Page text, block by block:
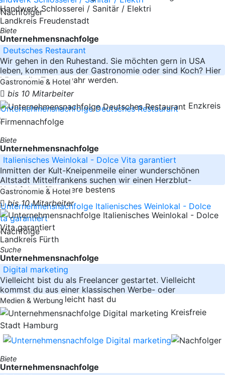
Landkreis Freudenstadt
Biete
Unternehmensnachfolge
Deutsches Restaurant
Wir gehen in den Ruhestand. Sie möchten gern in USA
leben, kommen aus der Gastronomie oder sind Koch? Hier
könnte ihr Traum wahr werden.
Gastronomie & Hotel
bis 10 Mitarbeiter
Enzkreis
Biete
Unternehmensnachfolge
Italienisches Weinlokal - Dolce Vita garantiert
Inmitten der Kult-Kneipenmeile einer wunderschönen
Altstadt Mittelfrankens suchen wir einen Herzblut-
Nachfolger für unsere bestens
Gastronomie & Hotel
bis 10 Mitarbeiter
Landkreis Fürth
Suche
Unternehmensnachfolge
Digital marketing
Vielleicht bist du als Freelancer gestartet. Vielleicht
kommst du aus einer klassischen Werbe- oder
Printagentur. Vielleicht hast du
Medien & Werbung
Kreisfreie
Stadt Hamburg
Biete
Unternehmensnachfolge